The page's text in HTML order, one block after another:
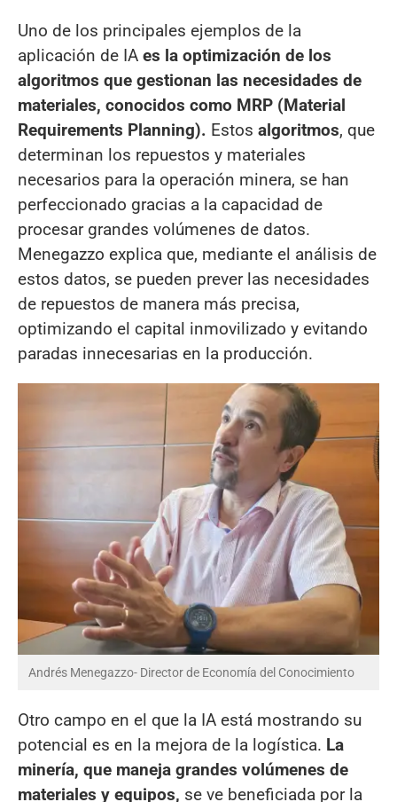
Uno de los principales ejemplos de la
aplicación de IA es la optimización de los
algoritmos que gestionan las necesidades de
materiales, conocidos como MRP (Material
Requirements Planning). Estos algoritmos, que
determinan los repuestos y materiales
necesarios para la operación minera, se han
perfeccionado gracias a la capacidad de
procesar grandes volúmenes de datos.
Menegazzo explica que, mediante el análisis de
estos datos, se pueden prever las necesidades
de repuestos de manera más precisa,
optimizando el capital inmovilizado y evitando
paradas innecesarias en la producción.
Andrés Menegazzo- Director de Economía del Conocimiento
Otro campo en el que la IA está mostrando su
potencial es en la mejora de la logística. La
minería, que maneja grandes volúmenes de
materiales y equipos, se ve beneficiada por la